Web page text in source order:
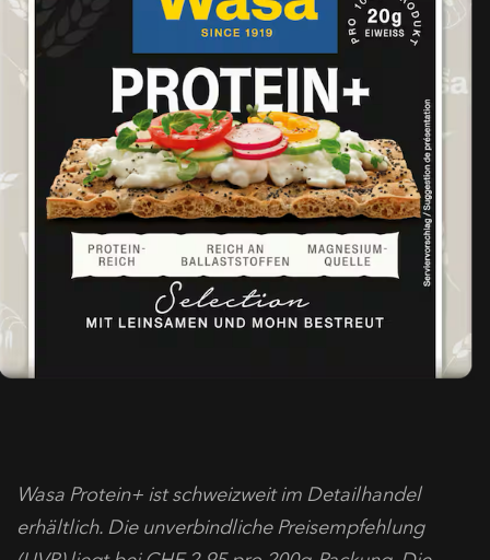
Wasa Protein+ ist schweizweit im Detailhandel
erhältlich. Die unverbindliche Preisempfehlung